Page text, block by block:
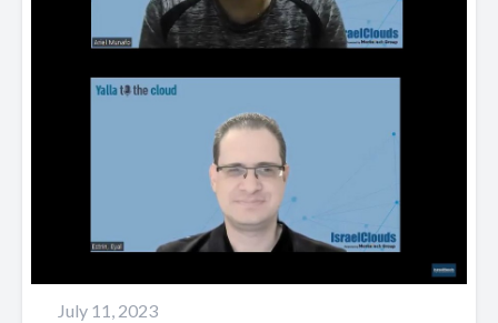
July 11, 2023